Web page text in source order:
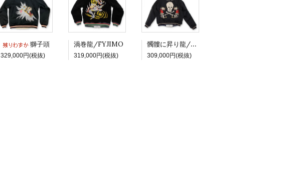
獅子頭
329,000円(税抜)
渦巻龍/FYJIMO
319,000円(税抜)
髑髏に昇り龍/Kathy
309,000円(税抜)